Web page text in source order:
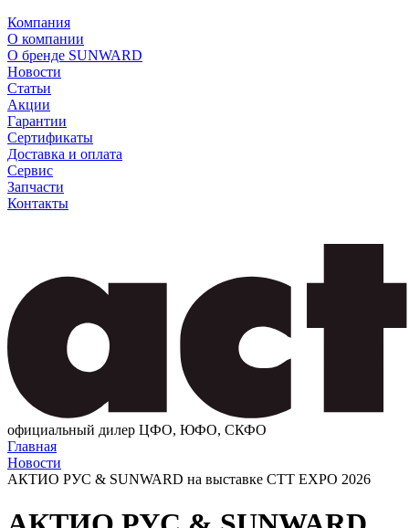
Компания
О компании
О бренде SUNWARD
Новости
Статьи
Акции
Гарантии
Сертификаты
Доставка и оплата
Сервис
Запчасти
Контакты
официальный дилер ЦФО, ЮФО, СКФО
Главная
Новости
АКТИО РУС & SUNWARD на выставке СТТ EXPO 2026